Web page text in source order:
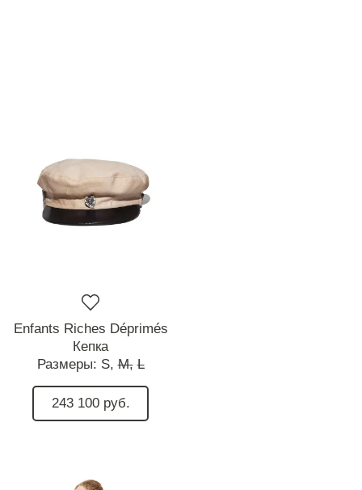
Enfants Riches Déprimés
Кепка
Размеры: S, M, L
243 100 руб.